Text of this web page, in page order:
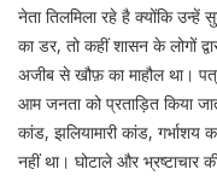
नेता तिलमिला रहे है क्योंकि उन्हें
का डर, तो कहीं शासन के लोगों
अजीब से खौफ़ का माहौल था।
आम जनता को प्रताड़ित किया
कांड, झलियामारी कांड,
नहीं था। घोटाले और भ्रष्टाचार